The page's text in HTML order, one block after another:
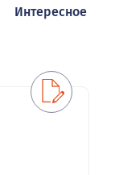
Интересное